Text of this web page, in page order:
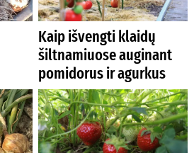
Kaip išvengti klaidų
šiltnamiuose auginant
pomidorus ir agurkus